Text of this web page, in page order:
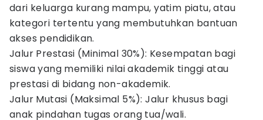
dari keluarga kurang mampu, yatim piatu, atau
kategori tertentu yang membutuhkan bantuan
akses pendidikan.
Jalur Prestasi (Minimal 30%): Kesempatan bagi
siswa yang memiliki nilai akademik tinggi atau
prestasi di bidang non-akademik.
Jalur Mutasi (Maksimal 5%): Jalur khusus bagi
anak pindahan tugas orang tua/wali.